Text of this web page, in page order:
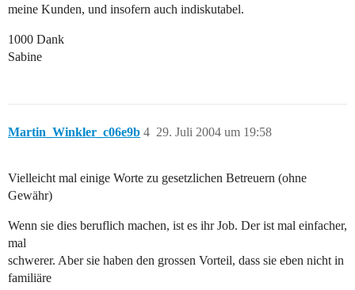
meine Kunden, und insofern auch indiskutabel.
1000 Dank
Sabine
Martin_Winkler_c06e9b 29. Juli 2004 um 19:58
4
Vielleicht mal einige Worte zu gesetzlichen Betreuern (ohne
Gewähr)
Wenn sie dies beruflich machen, ist es ihr Job. Der ist mal einfacher,
mal
schwerer. Aber sie haben den grossen Vorteil, dass sie eben nicht in
familiäre